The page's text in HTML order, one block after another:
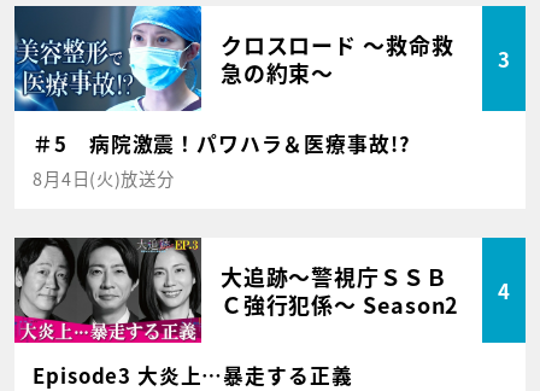
クロスロード ～救命救
急の約束～
3
＃5 病院激震！パワハラ＆医療事故!?
8月4日(火)放送分
大追跡～警視庁ＳＳＢ
Ｃ強行犯係～ Season2
4
Episode3 大炎上…暴走する正義